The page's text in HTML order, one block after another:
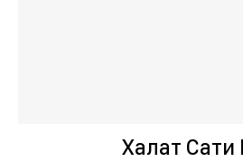
Халат Сати